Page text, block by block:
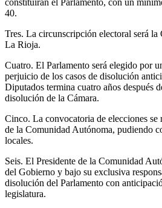
40.
Tres. La circunscripción electoral será
La Rioja.
Cuatro. El Parlamento será elegido por
perjuicio de los casos de disolución
Diputados termina cuatro años después
disolución de la Cámara.
Cinco. La convocatoria de elecciones se
de la Comunidad Autónoma, pudiendo
locales.
Seis. El Presidente de la Comunidad
del Gobierno y bajo su exclusiva
disolución del Parlamento con
legislatura.